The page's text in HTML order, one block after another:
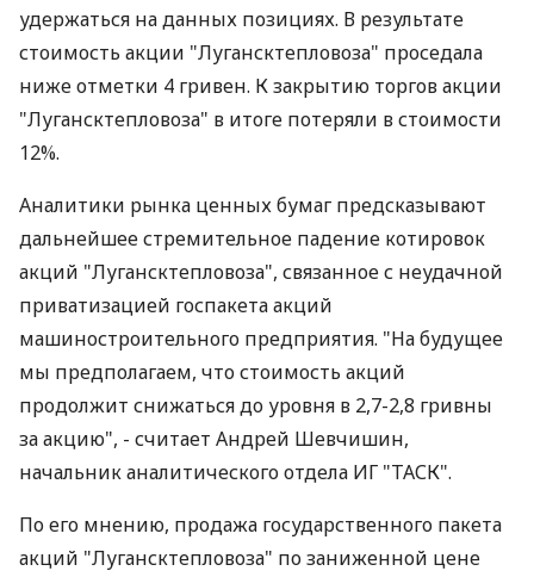
удержаться на данных позициях. В результате
стоимость акции "Лугансктепловоза" проседала
ниже отметки 4 гривен. К закрытию торгов акции
"Лугансктепловоза" в итоге потеряли в стоимости
12%.
Аналитики рынка ценных бумаг предсказывают
дальнейшее стремительное падение котировок
акций "Лугансктепловоза", связанное с неудачной
приватизацией госпакета акций
машиностроительного предприятия. "На будущее
мы предполагаем, что стоимость акций
продолжит снижаться до уровня в 2,7-2,8 гривны
за акцию", - считает Андрей Шевчишин,
начальник аналитического отдела ИГ "ТАСК".
По его мнению, продажа государственного пакета
акций "Лугансктепловоза" по заниженной цене